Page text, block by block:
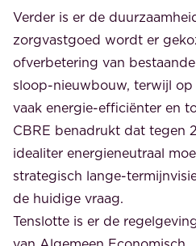
Verder is er de
zorgvastgoed wordt er
ofverbetering van
sloop-nieuwbouw, terwijl
vaak energie-efficiënter en
CBRE benadrukt dat tegen
idealiter energieneutraal
strategisch lange-
de huidige vraag.
Tenslotte is er de